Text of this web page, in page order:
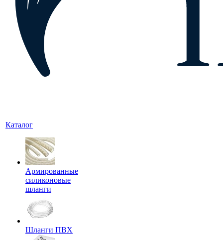
Каталог
Армированные
силиконовые
шланги
Шланги ПВХ